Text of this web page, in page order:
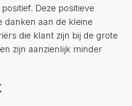
Deze positieve
danken aan de kleine
die klant zijn bij de grote
zijn aanzienlijk minder